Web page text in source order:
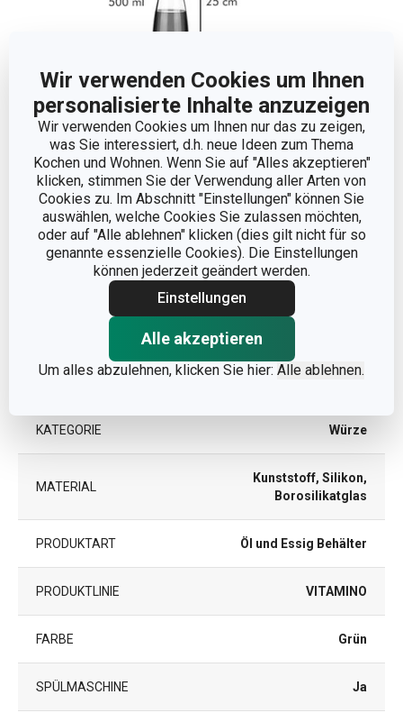
Wir verwenden Cookies um Ihnen
personalisierte Inhalte anzuzeigen
Wir verwenden Cookies um Ihnen nur das zu zeigen,
was Sie interessiert, d.h. neue Ideen zum Thema
Kochen und Wohnen. Wenn Sie auf "Alles akzeptieren"
klicken, stimmen Sie der Verwendung aller Arten von
Cookies zu. Im Abschnitt "Einstellungen" können Sie
auswählen, welche Cookies Sie zulassen möchten,
oder auf "Alle ablehnen" klicken (dies gilt nicht für so
genannte essenzielle Cookies). Die Einstellungen
können jederzeit geändert werden.
Einstellungen
Alle akzeptieren
Um alles abzulehnen, klicken Sie hier: Alle ablehnen.
Abmessungen
PRODUKTHÖHE (CM) 25
VOLUMEN (L)
PRODUKTLÄNGE (CM)
Andere Parameter
KATEGORIE Würze
MATERIAL
Kunststoff, Silikon,
Borosilikatglas
PRODUKTART Öl und Essig Behälter
PRODUKTLINIE VITAMINO
FARBE Grün
SPÜLMASCHINE Ja